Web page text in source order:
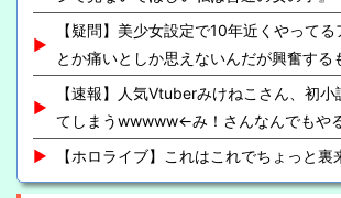
【疑問】美少女設定で10年近くやって
とか痛いとしか思えないんだが興奮する
【速報】人気Vtuberみけねこさん、初
てしまうwwwww←み！さんなんでもや
【ホロライブ】これはこれでちょっと裏